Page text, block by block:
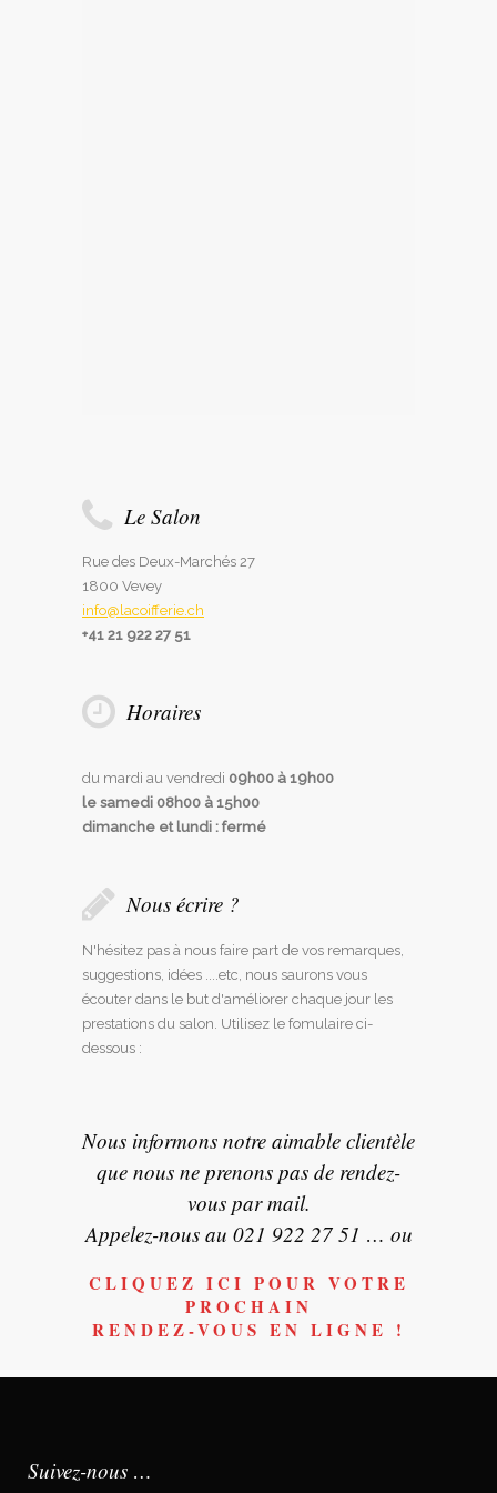
Le Salon
Rue des Deux-Marchés 27
1800 Vevey
info@lacoifferie.ch
+41 21 922 27 51
Horaires
du mardi au vendredi 09h00 à 19h00
le samedi 08h00 à 15h00
dimanche et lundi : fermé
Nous écrire ?
N'hésitez pas à nous faire part de vos remarques,
suggestions, idées ....etc, nous saurons vous
écouter dans le but d'améliorer chaque jour les
prestations du salon. Utilisez le fomulaire ci-
dessous :
Nous informons notre aimable clientèle
que nous ne prenons pas de rendez-
vous par mail.
Appelez-nous au 021 922 27 51 … ou
CLIQUEZ ICI POUR VOTRE
PROCHAIN
RENDEZ-VOUS EN LIGNE !
Suivez-nous …